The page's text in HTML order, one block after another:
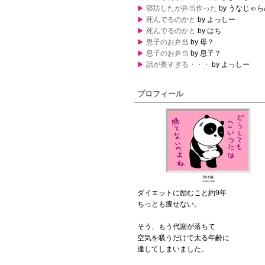
寝坊したが弁当作った by うなじゃ
死んでるのかと by よっしー
死んでるのかと by はち
息子のお弁当 by 母？
息子のお弁当 by 息子？
話が長すぎる・・・
by よっしー
プロフィール
ダイエットに励むこと約9年
ちっとも痩せない。
そう、もう代謝が落ちて
空気を吸うだけで太る年齢に
達してしまいました。